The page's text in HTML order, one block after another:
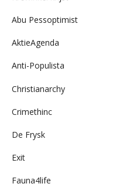
Abu Pessoptimist
AktieAgenda
Anti-Populista
Christianarchy
Crimethinc
De Frysk
Exit
Fauna4life